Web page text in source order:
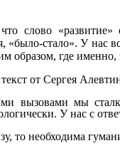
слово «развитие»
«было-стало». У нас
образом, где
от Сергея
вызовами мы
У нас с
то необходима